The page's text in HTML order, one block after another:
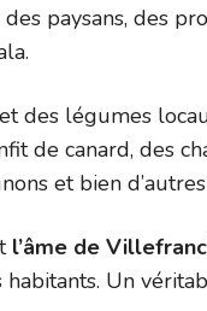
des paysans, des
des légumes
de canard, des
et bien
l’âme de
Un